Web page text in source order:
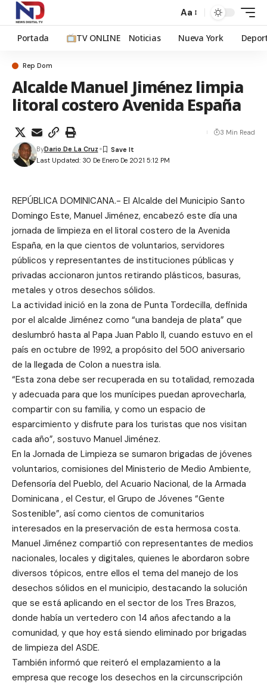
Aa
Portada TV ONLINE Noticias Nueva York
Rep Dom
Alcalde Manuel Jiménez limpia
litoral costero Avenida España
Last Updated: 30 De Enero De 2021 5:12 PM
ByDario De La Cruz
3 Min Read
REPÚBLICA DOMINICANA.- El Alcalde del Municipio Santo
Domingo Este, Manuel Jiménez, encabezó este día una
jornada de limpieza en el litoral costero de la Avenida
España, en la que cientos de voluntarios, servidores
públicos y representantes de instituciones públicas y
privadas accionaron juntos retirando plásticos, basuras,
metales y otros desechos sólidos.
La actividad inició en la zona de Punta Tordecilla, definida
por el alcalde Jiménez como “una bandeja de plata” que
deslumbró hasta al Papa Juan Pablo II, cuando estuvo en el
país en octubre de 1992, a propósito del 500 aniversario
de la llegada de Colon a nuestra isla.
“Esta zona debe ser recuperada en su totalidad, remozada
y adecuada para que los munícipes puedan aprovecharla,
compartir con su familia, y como un espacio de
esparcimiento y disfrute para los turistas que nos visitan
cada año”, sostuvo Manuel Jiménez.
En la Jornada de Limpieza se sumaron brigadas de jóvenes
voluntarios, comisiones del Ministerio de Medio Ambiente,
Defensoría del Pueblo, del Acuario Nacional, de la Armada
Dominicana , el Cestur, el Grupo de Jóvenes “Gente
Sostenible”, así como cientos de comunitarios
interesados en la preservación de esta hermosa costa.
Manuel Jiménez compartió con representantes de medios
nacionales, locales y digitales, quienes le abordaron sobre
diversos tópicos, entre ellos el tema del manejo de los
desechos sólidos en el municipio, destacando la solución
que se está aplicando en el sector de los Tres Brazos,
donde había un vertedero con 14 años afectando a la
comunidad, y que hoy está siendo eliminado por brigadas
de limpieza del ASDE.
También informó que reiteró el emplazamiento a la
empresa que recoge los desechos en la circunscripción